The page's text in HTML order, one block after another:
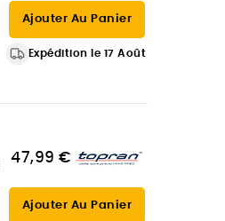
Ajouter Au Panier
Expédition le 17 Août
47,99 €
Ajouter Au Panier